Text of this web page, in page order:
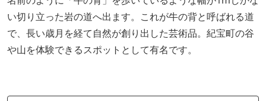
い切り立った岩の道へ出ます。これが牛の背と呼ばれる道
で、長い歳月を経て自然が創り出した芸術品。紀宝町の谷
や山を体験できるスポットとして有名です。